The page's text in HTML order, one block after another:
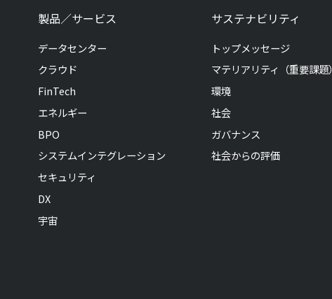
製品／サービス
データセンター
クラウド
FinTech
エネルギー
BPO
システムインテグレーション
セキュリティ
DX
宇宙
サステナビリティ
トップメッセージ
マテリアリティ（重要課題）
環境
社会
ガバナンス
社会からの評価